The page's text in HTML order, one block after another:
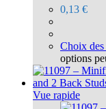
0,13 €
Choix
options
Vue rapide